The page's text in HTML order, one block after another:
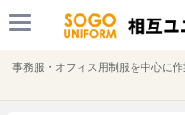
事務服・オフィス用制服を中心に